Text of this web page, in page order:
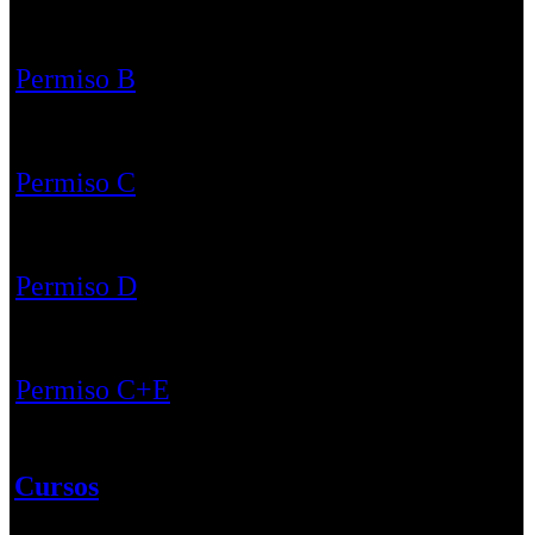
Permiso B
Permiso C
Permiso D
Permiso C+E
Cursos